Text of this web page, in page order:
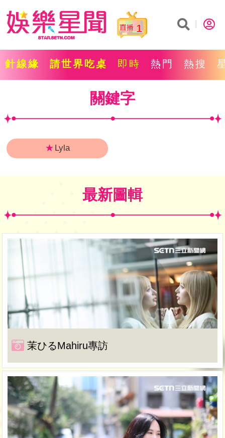
1
針線緣 請世界吃桌 即時 熱門 熱搜
關鍵字
★ Lyla
最新圖輯
茉ひるMahiru專訪